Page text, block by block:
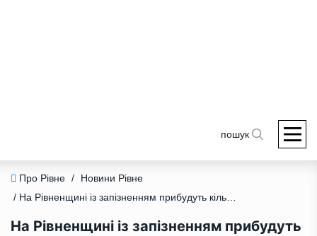
пошук
Про Рівне /
Новини Рівне
/ На Рівненщині із запізненням прибудуть кілька поїздів через обстріли
На Рівненщині із запізненням прибудуть